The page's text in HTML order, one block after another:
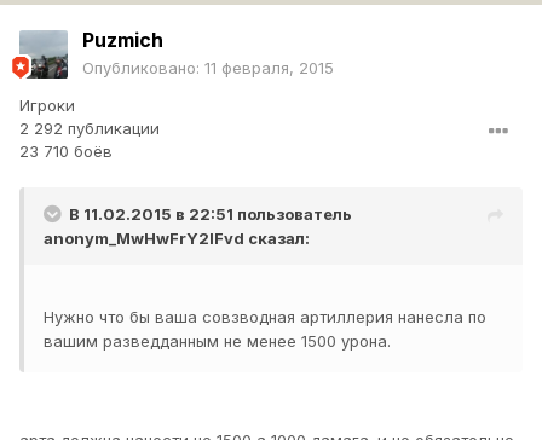
Puzmich
Опубликовано: 11 февраля, 2015
Игроки
2 292 публикации
23 710 боёв
В 11.02.2015 в 22:51 пользователь
anonym_MwHwFrY2lFvd сказал:
Нужно что бы ваша совзводная артиллерия нанесла по
вашим разведданным не менее 1500 урона.